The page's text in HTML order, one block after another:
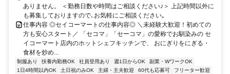
ありません。 ＜勤務日数や時間はご相談ください♪＞ 上記時間以外に
も募集しておりますので､お気軽にご相談ください｡
仕事内容 ◎セイコーマートの仕事内容◎ ＼未経験大歓迎！初めての
方も安心スタート／ 「セコマ」「セーコマ」の愛称でお馴染みの セ
イコーマート店内のホットシェフキッチンで、 おにぎりをにぎる・
食材を炒め...
制服あり 扶養内勤務OK 社員登用あり 週1日からOK
副業・WワークOK
1日4時間以内OK
土日祝のみOK 主婦・主夫歓迎 60代も応募可
フリーター歓迎